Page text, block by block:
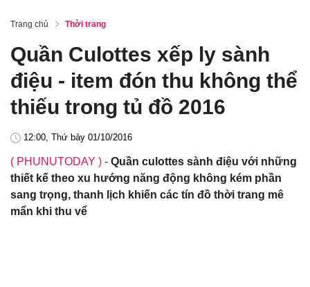
Trang chủ Thời trang
Quần Culottes xếp ly sành
điệu - item đón thu không thể
thiếu trong tủ đồ 2016
12:00, Thứ bảy 01/10/2016
( PHUNUTODAY ) - Quần culottes sành điệu với những
thiết kế theo xu hướng năng động không kém phần
sang trọng, thanh lịch khiến các tín đồ thời trang mê
mẩn khi thu vể